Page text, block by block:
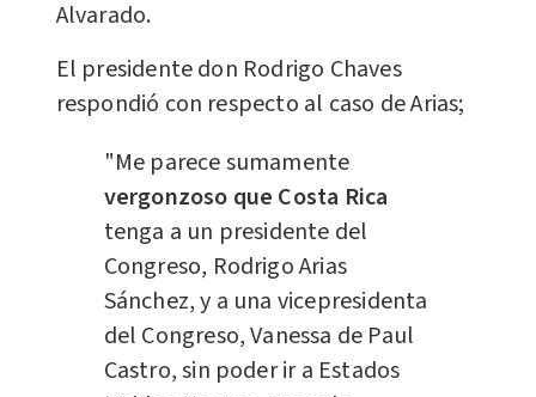
Alvarado.
El presidente don Rodrigo Chaves
respondió con respecto al caso de Arias;
"Me parece sumamente
vergonzoso que Costa Rica
tenga a un presidente del
Congreso, Rodrigo Arias
Sánchez, y a una vicepresidenta
del Congreso, Vanessa de Paul
Castro, sin poder ir a Estados